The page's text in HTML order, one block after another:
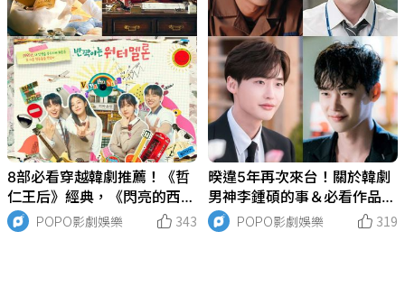
8部必看穿越韓劇推薦！《哲
仁王后》經典，《閃亮的西
瓜》意外好看，這部被封穿越
神劇！
POPO影劇娛樂 343
暌違5年再次來台！關於韓劇
男神李鍾碩的事＆必看作品：
認愛IU、差點成偶像歌手、
《黑話律師》復仇演技封神！
POPO影劇娛樂 319